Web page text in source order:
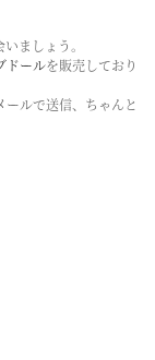
ましょう。
ドールを販売しており
ルで送信、ちゃんと